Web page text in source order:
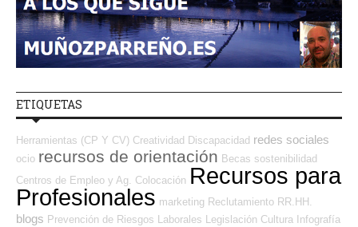
ETIQUETAS
Herramientas (CP Y CV) Creatividad Discapacidad redes sociales
ocio recursos de orientación Becas sostenibilidad
Centros de Empleo y Ag. Colocación Recursos para
Profesionales marketing Reclutamiento RR.HH.
blogs Prevención de Riesgos Laborales Legislación Cultura Infografía